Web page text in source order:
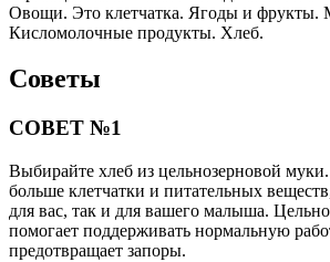
Овощи. Это клетчатка. Ягоды и фрукты.
Кисломолочные продукты. Хлеб.
Советы
СОВЕТ №1
Выбирайте хлеб из цельнозерновой
больше клетчатки и питательных
для вас, так и для вашего малыша.
помогает поддерживать нормальную
предотвращает запоры.